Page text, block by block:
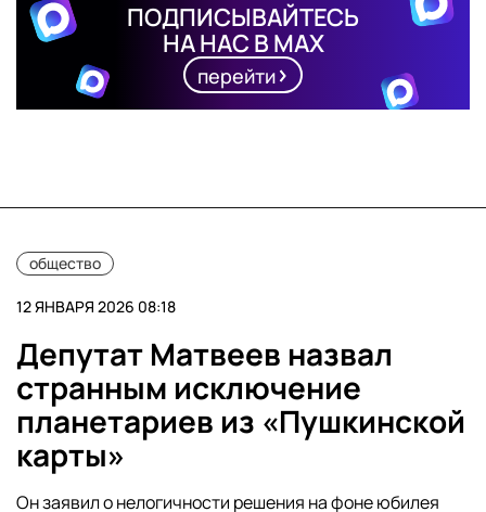
ПОДПИСЫВАЙТЕСЬ
НА НАС В MAX
перейти
общество
12 ЯНВАРЯ 2026 08:18
Депутат Матвеев назвал
странным исключение
планетариев из «Пушкинской
карты»
Он заявил о нелогичности решения на фоне юбилея